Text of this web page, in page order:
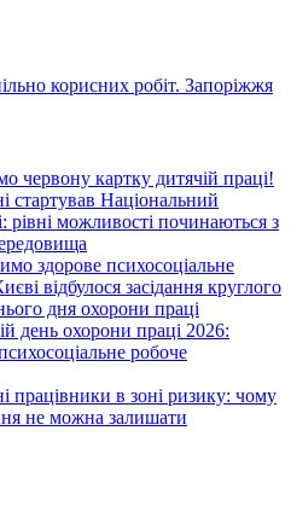
корисних робіт. Запоріжжя
червону картку дитячій праці!
стартував Національний
рівні можливості починаються з
здорове психосоціальне
відбулося засідання круглого
дня охорони праці
день охорони праці 2026:
робоче
працівники в зоні ризику: чому
не можна залишати